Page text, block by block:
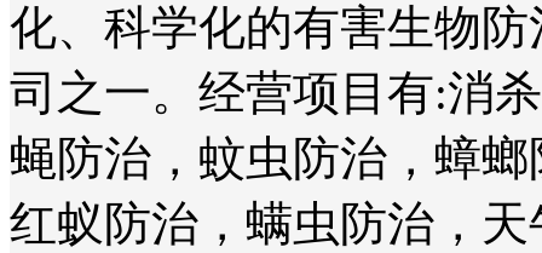
化、科学化的有害生物
司之一。经营项目有:消
蝇防治，蚊虫防治，蟑
红蚁防治，螨虫防治，